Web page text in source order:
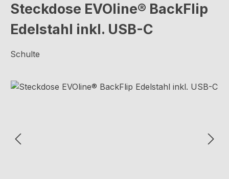
Steckdose EVOline® BackFlip
Edelstahl inkl. USB-C
Schulte
Bildergalerie überspringen